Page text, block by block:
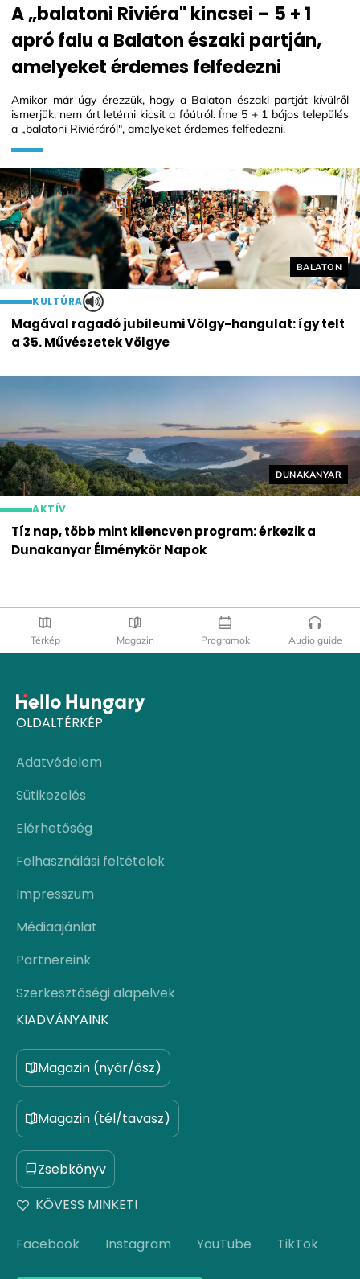
Helyszín
BALATON
KULTÚRA
Magával ragadó jubileumi Völgy-hangulat: így telt
a 35. Művészetek Völgye
A „balatoni Riviéra" kincsei – 5 + 1
apró falu a Balaton északi partján,
amelyeket érdemes felfedezni
Amikor már úgy érezzük, hogy a Balaton északi partját kívülről
ismerjük, nem árt letérni kicsit a főútról. Íme 5 + 1 bájos település
a „balatoni Riviéráról", amelyeket érdemes felfedezni.
Helyszín
DUNAKANYAR
AKTÍV
Tíz nap, több mint kilencven program: érkezik a
Dunakanyar Élménykör Napok
Térkép Magazin Programok Audio guide
OLDALTÉRKÉP
Adatvédelem
Sütikezelés
Elérhetőség
Felhasználási feltételek
Impresszum
Médiaajánlat
Partnereink
Szerkesztőségi alapelvek
KIADVÁNYAINK
Magazin (nyár/ősz)
Magazin (tél/tavasz)
Zsebkönyv
KÖVESS MINKET!
Facebook Instagram YouTube TikTok